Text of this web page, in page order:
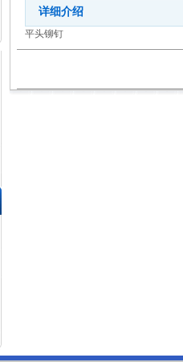
详细介绍
平头铆钉